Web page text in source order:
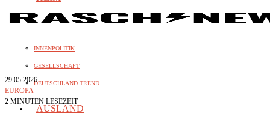
INLAND
INNENPOLITIK
GESELLSCHAFT
DEUTSCHLAND TREND
AUSLAND
29.05.2026
EUROPA
2 MINUTEN LESEZEIT